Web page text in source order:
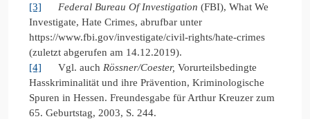
[3]
Federal Bureau Of Investigation (FBI), What We
Investigate, Hate Crimes, abrufbar unter
https://www.fbi.gov/investigate/civil-rights/hate-crimes
(zuletzt abgerufen am 14.12.2019).
[4] Vgl. auch Rössner/Coester, Vorurteilsbedingte
Hasskriminalität und ihre Prävention, Kriminologische
Spuren in Hessen. Freundesgabe für Arthur Kreuzer zum
65. Geburtstag, 2003, S. 244.